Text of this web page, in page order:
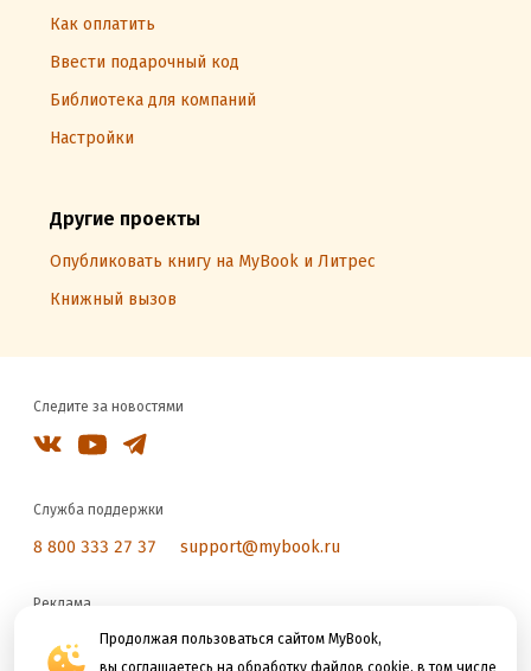
Продолжая пользоваться сайтом MyBook,
вы соглашаетесь на обработку файлов cookie, в том числе
Как оплатить
Ввести подарочный код
Библиотека для компаний
Настройки
Другие проекты
Опубликовать книгу на MyBook и Литрес
Книжный вызов
Следите за новостями
Служба поддержки
8 800 333 27 37 support@mybook.ru
Реклама
reklama@litres.ru